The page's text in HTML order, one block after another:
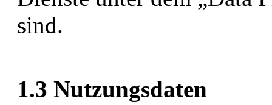
sind.
1.3 Nutzungsdaten